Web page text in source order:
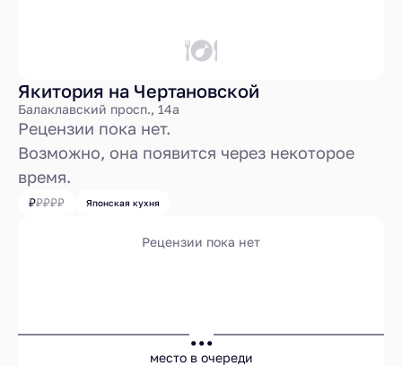
Якитория на Чертановской
Балаклавский просп., 14а
Рецензии пока нет.
Возможно, она появится через некоторое
время.
Японская кухня
Рецензии пока нет
...
место в очереди